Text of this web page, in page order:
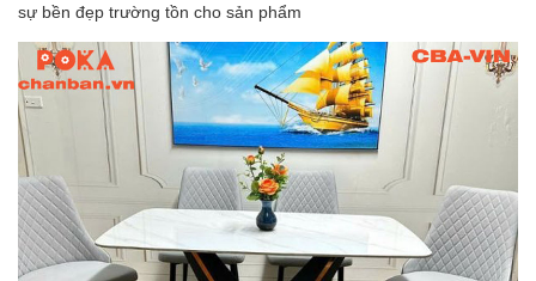
sự bền đẹp trường tồn cho sản phẩm